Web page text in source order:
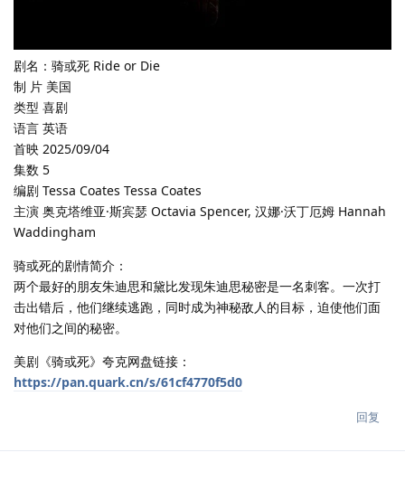
剧名：骑或死 Ride or Die
制 片 美国
类型 喜剧
语言 英语
首映 2025/09/04
集数 5
编剧 Tessa Coates Tessa Coates
主演 奥克塔维亚·斯宾瑟 Octavia Spencer, 汉娜·沃丁厄姆 Hannah
Waddingham
骑或死的剧情简介：
两个最好的朋友朱迪思和黛比发现朱迪思秘密是一名刺客。一次打
击出错后，他们继续逃跑，同时成为神秘敌人的目标，迫使他们面
对他们之间的秘密。
美剧《骑或死》夸克网盘链接：
https://pan.quark.cn/s/61cf4770f5d0
回复